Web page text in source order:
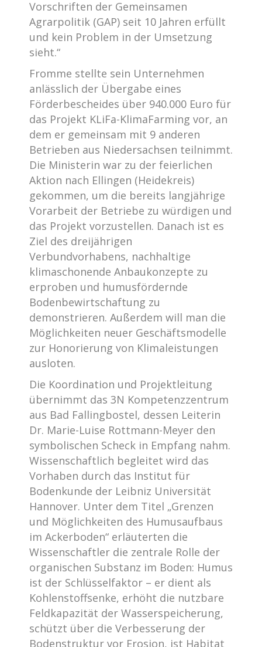
Vorschriften der Gemeinsamen
Agrarpolitik (GAP) seit 10 Jahren erfüllt
und kein Problem in der Umsetzung
sieht.“
Fromme stellte sein Unternehmen
anlässlich der Übergabe eines
Förderbescheides über 940.000 Euro für
das Projekt KLiFa-KlimaFarming vor, an
dem er gemeinsam mit 9 anderen
Betrieben aus Niedersachsen teilnimmt.
Die Ministerin war zu der feierlichen
Aktion nach Ellingen (Heidekreis)
gekommen, um die bereits langjährige
Vorarbeit der Betriebe zu würdigen und
das Projekt vorzustellen. Danach ist es
Ziel des dreijährigen
Verbundvorhabens, nachhaltige
klimaschonende Anbaukonzepte zu
erproben und humusfördernde
Bodenbewirtschaftung zu
demonstrieren. Außerdem will man die
Möglichkeiten neuer Geschäftsmodelle
zur Honorierung von Klimaleistungen
ausloten.
Die Koordination und Projektleitung
übernimmt das 3N Kompetenzzentrum
aus Bad Fallingbostel, dessen Leiterin
Dr. Marie-Luise Rottmann-Meyer den
symbolischen Scheck in Empfang nahm.
Wissenschaftlich begleitet wird das
Vorhaben durch das Institut für
Bodenkunde der Leibniz Universität
Hannover. Unter dem Titel „Grenzen
und Möglichkeiten des Humusaufbaus
im Ackerboden“ erläuterten die
Wissenschaftler die zentrale Rolle der
organischen Substanz im Boden: Humus
ist der Schlüsselfaktor – er dient als
Kohlenstoffsenke, erhöht die nutzbare
Feldkapazität der Wasserspeicherung,
schützt über die Verbesserung der
Bodenstruktur vor Erosion, ist Habitat